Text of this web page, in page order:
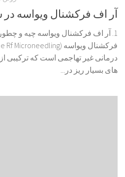
آر اف فرکشنال ویواسه در
1. آر اف فرکشنال ویواسه چیه و
درمانی غیر تهاجمی است که ترکیبی
های بسیار ریز در...